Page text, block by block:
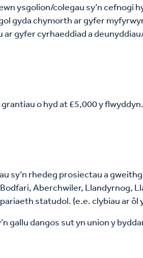
ysgolion/colegau sy’n
gyda chymorth ar gyfer
gyfer cyrhaeddiad a
o hyd at £5,000 y flwyddyn.
sy’n rhedeg prosiectau a
Aberchwiler, Llandyrnog,
statudol. (e.e. clybiau ar
gallu dangos sut yn union y